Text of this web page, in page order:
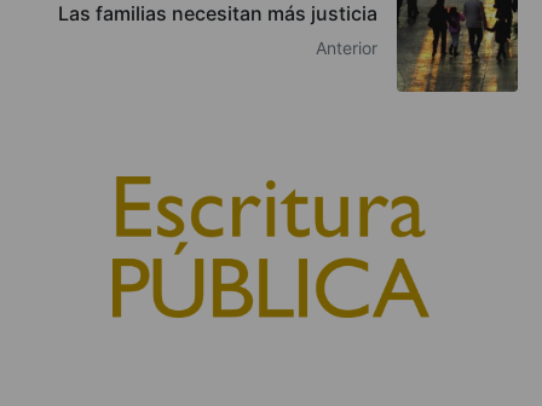
Las familias necesitan más justicia
Anterior